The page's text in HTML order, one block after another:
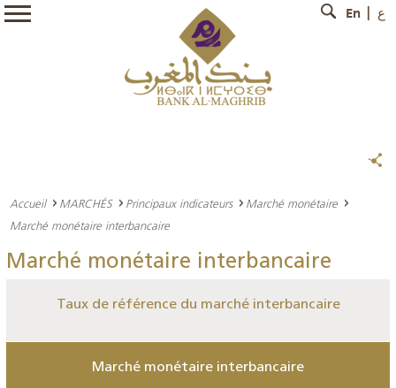
En ع
Accueil MARCHÉS Principaux indicateurs
Marché monétaire
Marché monétaire interbancaire
Marché monétaire interbancaire
Taux de référence du marché interbancaire
Marché monétaire interbancaire